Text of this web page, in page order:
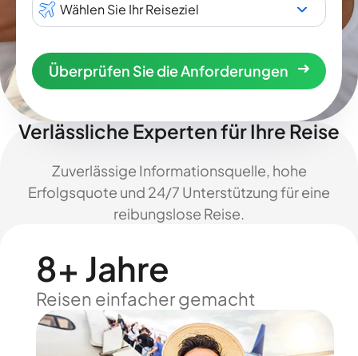
Wählen Sie Ihr Reiseziel
Überprüfen Sie die Anforderungen
Verlässliche Experten für Ihre Reise
Zuverlässige Informationsquelle, hohe
Erfolgsquote und 24/7 Unterstützung für eine
reibungslose Reise.
8+ Jahre
Reisen einfacher gemacht